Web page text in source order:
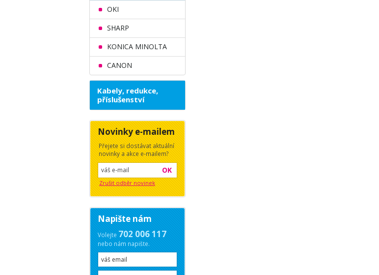
OKI
SHARP
KONICA MINOLTA
CANON
Kabely, redukce,
příslušenství
Novinky e-mailem
Přejete si dostávat aktuální
novinky a akce e-mailem?
OK
Zrušit odběr novinek
Napište nám
Volejte702 006 117
nebo nám napište.